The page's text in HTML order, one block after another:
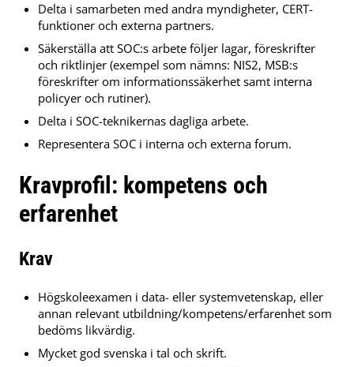
Delta i samarbeten med andra myndigheter, CERT-
funktioner och externa partners.
Säkerställa att SOC:s arbete följer lagar, föreskrifter
och riktlinjer (exempel som nämns: NIS2, MSB:s
föreskrifter om informationssäkerhet samt interna
policyer och rutiner).
Delta i SOC-teknikernas dagliga arbete.
Representera SOC i interna och externa forum.
Kravprofil: kompetens och
erfarenhet
Krav
Högskoleexamen i data- eller systemvetenskap, eller
annan relevant utbildning/kompetens/erfarenhet som
bedöms likvärdig.
Mycket god svenska i tal och skrift.